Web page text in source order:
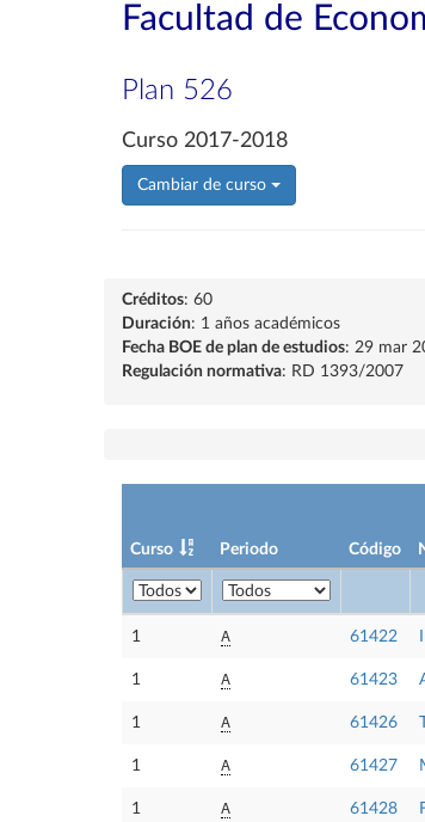
Facultad de
Plan 526
Curso 2017-2018
Cambiar de curso
Créditos: 60
Duración: 1 años académicos
Fecha BOE de plan de estudios: 29 mar
Regulación normativa: RD 1393/2007
Curso Periodo Código
1 A 61422
1 A 61423
1 A 61426
1 A 61427
1 A 61428